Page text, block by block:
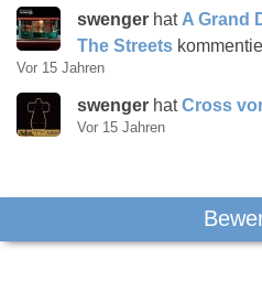
swenger hat A Grand
The Streets
Vor 15 Jahren
swenger hatCross
Vor 15 Jahren